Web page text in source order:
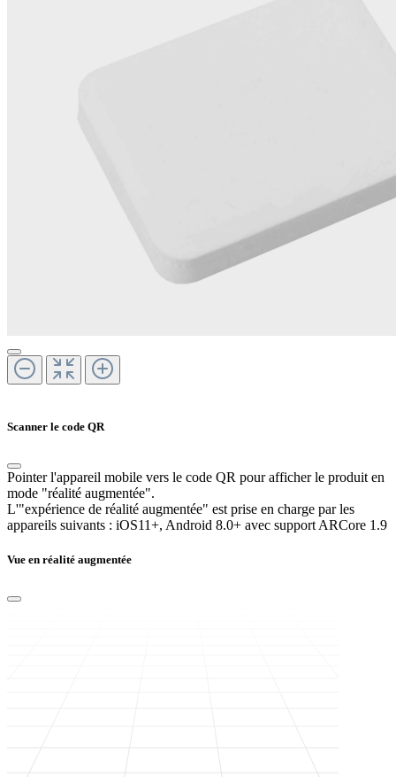
Scanner le code QR
Pointer l'appareil mobile vers le code QR pour afficher le produit en
mode "réalité augmentée".
L'"expérience de réalité augmentée" est prise en charge par les
appareils suivants : iOS11+, Android 8.0+ avec support ARCore 1.9
Vue en réalité augmentée